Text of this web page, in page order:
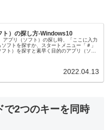
ト）の探し方-Windows10
アプリ（ソフト）の探し時、「ここに入力
ソフトを探すか、スタートメニュー「＃」
ト）を探すと素早く目的のアプリ（ソフ
2022.04.13
で2つのキーを同時